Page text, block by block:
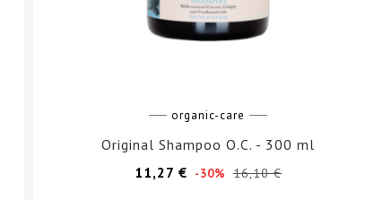
organic-care
Original Shampoo O.C. - 300 ml
11,27 € Prezzo
-30% 16,10 €Prezzo